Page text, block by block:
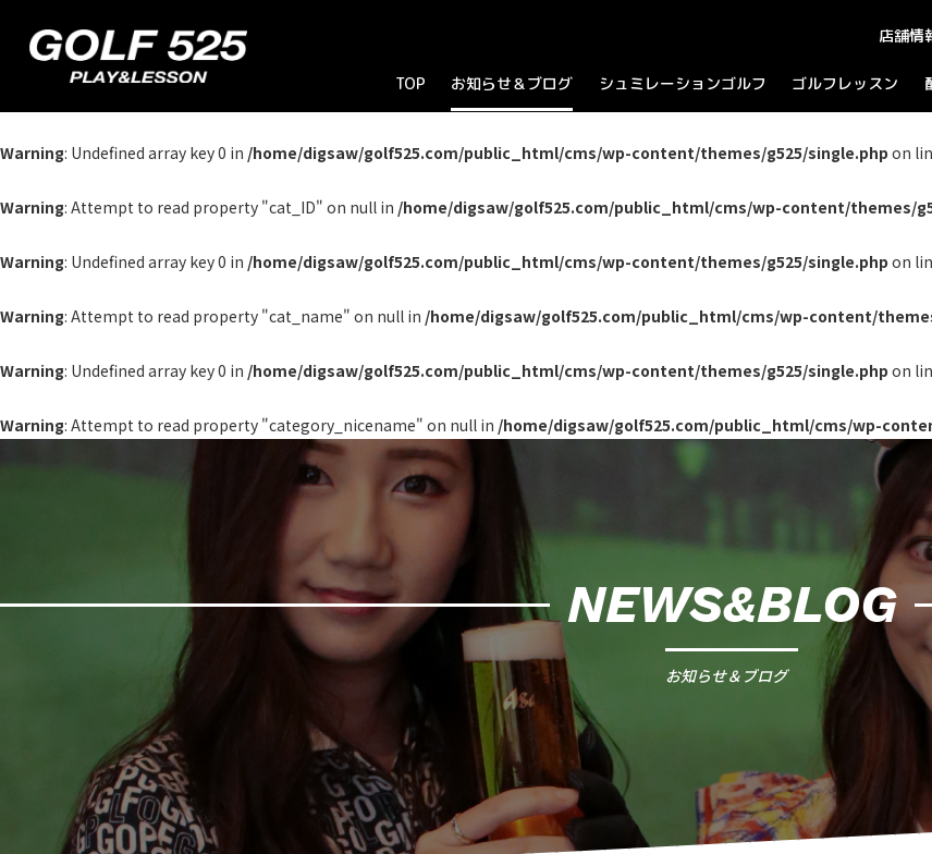
店舗情
TOP お知らせ＆ブログ
キャンペーン
シュミレーションゴルフ ゴルフレッスン
Warning: Undefined array key 0 in /home/digsaw/golf525.com/public_html/cms/wp-content/themes/g525/single.php on
Warning: Attempt to read property "cat_ID" on null in /home/digsaw/golf525.com/public_html/cms/wp-content/themes/
Warning: Undefined array key 0 in /home/digsaw/golf525.com/public_html/cms/wp-content/themes/g525/single.php on
Warning: Attempt to read property "cat_name" on null in /home/digsaw/golf525.com/public_html/cms/wp-content/
Warning: Undefined array key 0 in /home/digsaw/golf525.com/public_html/cms/wp-content/themes/g525/single.php on
Warning: Attempt to read property "category_nicename" on null in /home/digsaw/golf525.com/public_html/cms/wp-
NEWS&BLOG
お知らせ＆ブログ